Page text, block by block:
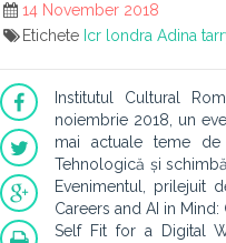
14 November 2018
Etichete Icr londra Adina
Institutul Cultural
noiembrie 2018, un
mai actuale teme
Tehnologică și
Evenimentul, prilejuit
Careers and AI in
Self Fit for a Digital